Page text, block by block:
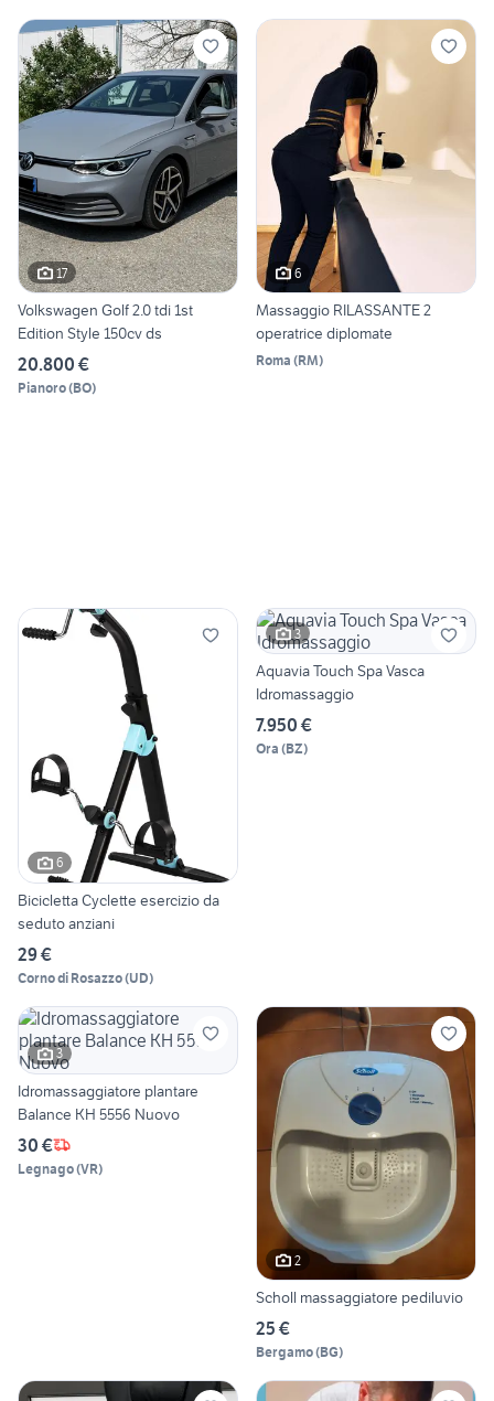
17
Volkswagen Golf 2.0 tdi 1st
Edition Style 150cv ds
20.800 €
Pianoro(BO)
6
Massaggio RILASSANTE 2
operatrice diplomate
Roma (RM)
6
Bicicletta Cyclette esercizio da
seduto anziani
29 €
Corno di Rosazzo(UD)
3
Aquavia Touch Spa Vasca
Idromassaggio
7.950 €
Ora (BZ)
3
Idromassaggiatore plantare
Balance KH 5556 Nuovo
30 €
Legnago(VR)
2
Scholl massaggiatore pediluvio
25 €
Bergamo(BG)